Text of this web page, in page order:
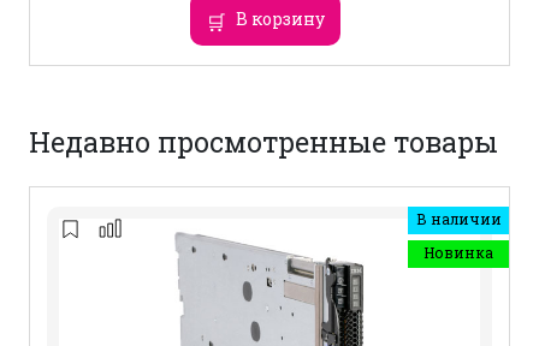
В корзину
Недавно просмотренные товары
В наличии
Новинка